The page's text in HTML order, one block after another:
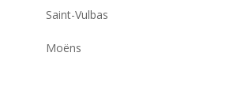
Saint-Vulbas
Moëns